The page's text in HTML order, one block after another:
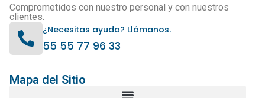
Comprometidos con nuestro personal y con nuestros
clientes.
¿Necesitas ayuda? Llámanos.
55 55 77 96 33
Mapa del Sitio